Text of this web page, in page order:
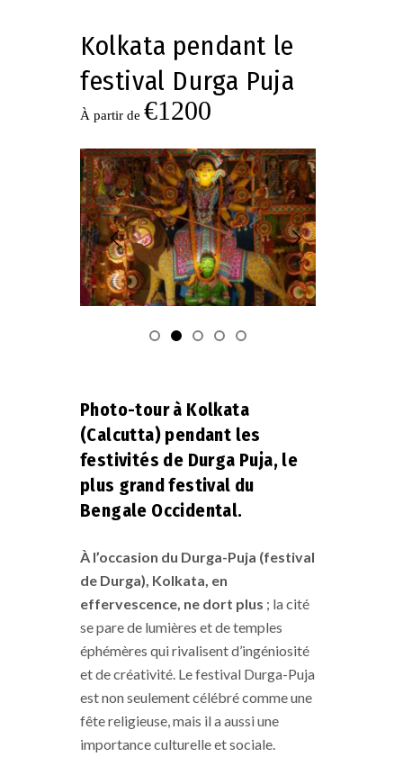
Kolkata pendant le
festival Durga Puja
€1200
Photo-tour à Kolkata
(Calcutta) pendant les
festivités de Durga Puja, le
plus grand festival du
Bengale Occidental.
À l’occasion du Durga-Puja (festival
de Durga), Kolkata, en
effervescence, ne dort plus ; la cité
se pare de lumières et de temples
éphémères qui rivalisent d’ingéniosité
et de créativité. Le festival Durga-Puja
est non seulement célébré comme une
fête religieuse, mais il a aussi une
importance culturelle et sociale.